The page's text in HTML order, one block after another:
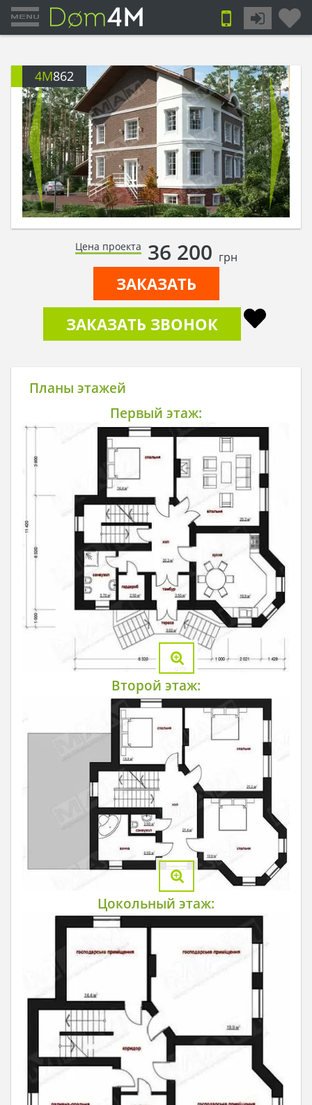
4M862
Цена проекта 36 200 грн
ЗАКАЗАТЬ
ЗАКАЗАТЬ ЗВОНОК
Планы этажей
Первый этаж:
Второй этаж:
Цокольный этаж: